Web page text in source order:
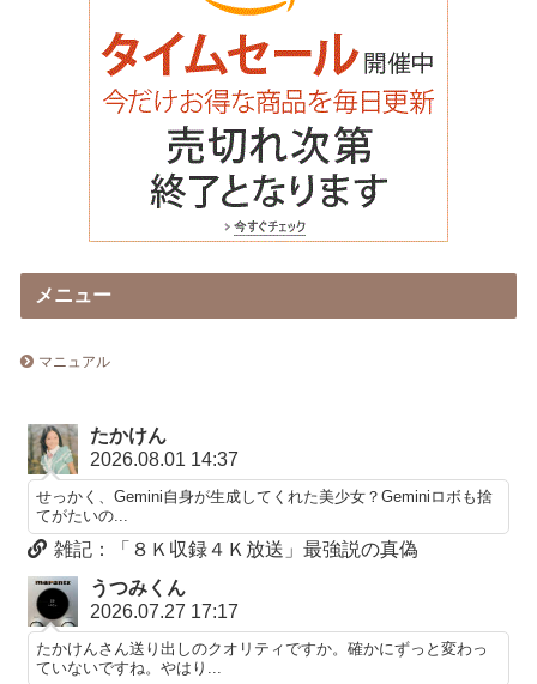
メニュー
マニュアル
たかけん
2026.08.01 14:37
せっかく、Gemini自身が生成してくれた美少女？Geminiロボも捨
てがたいの...
雑記：「８Ｋ収録４Ｋ放送」最強説の真偽
うつみくん
2026.07.27 17:17
たかけんさん送り出しのクオリティですか。確かにずっと変わっ
ていないですね。やはり...